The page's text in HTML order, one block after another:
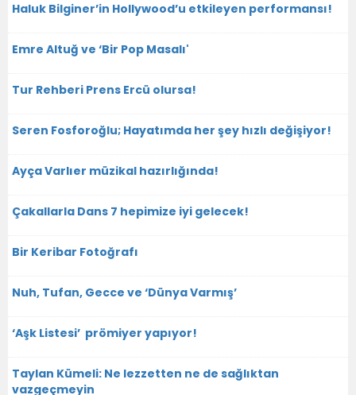
Haluk Bilginer’in Hollywood’u etkileyen performansı!
Emre Altuğ ve ‘Bir Pop Masalı'
Tur Rehberi Prens Ercü olursa!
Seren Fosforoğlu; Hayatımda her şey hızlı değişiyor!
Ayça Varlıer müzikal hazırlığında!
Çakallarla Dans 7 hepimize iyi gelecek!
Bir Keribar Fotoğrafı
Nuh, Tufan, Gecce ve ‘Dünya Varmış’
‘Aşk Listesi’ prömiyer yapıyor!
Taylan Kümeli: Ne lezzetten ne de sağlıktan
vazgeçmeyin